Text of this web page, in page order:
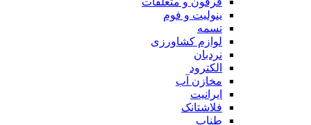
ینولیت و فوم
تسمه
لوازم کشاورزی
نردبان
الکترود
مخازن آب
ایرانیت
فلاشتانک
طناب